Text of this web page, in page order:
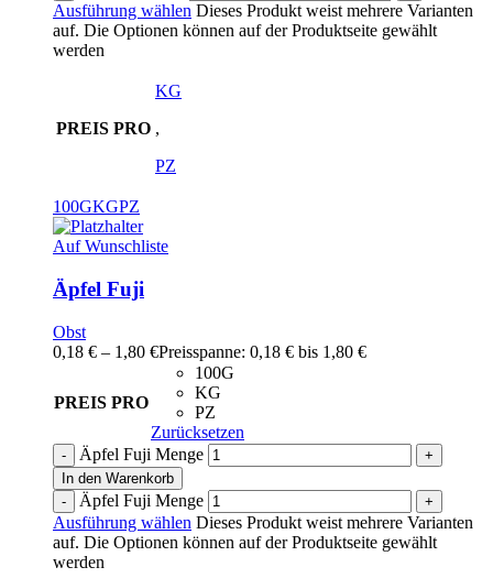
Ausführung wählen Dieses Produkt weist mehrere Varianten
auf. Die Optionen können auf der Produktseite gewählt
werden
PREIS PRO
KG
,
PZ
100GKGPZ
Auf Wunschliste
Äpfel Fuji
Obst
0,18 € – 1,80 €Preisspanne: 0,18 € bis 1,80 €
PREIS PRO
100G
KG
PZ
Zurücksetzen
Äpfel Fuji Menge
In den Warenkorb
Äpfel Fuji Menge
Ausführung wählen Dieses Produkt weist mehrere Varianten
auf. Die Optionen können auf der Produktseite gewählt
werden